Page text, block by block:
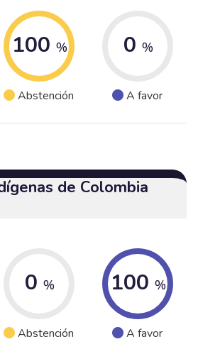
100 %
Abstención
0 %
A favor
de Colombia
0 %
Abstención
100 %
A favor